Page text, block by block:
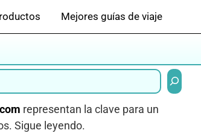
Mejores guías de viaje
Buscar
representan la clave para un
Sigue leyendo.